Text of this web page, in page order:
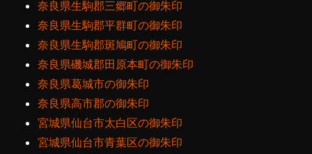
奈良県生駒郡三郷町の御朱印
奈良県生駒郡平群町の御朱印
奈良県生駒郡斑鳩町の御朱印
奈良県磯城郡田原本町の御朱印
奈良県葛城市の御朱印
奈良県高市郡の御朱印
宮城県仙台市太白区の御朱印
宮城県仙台市青葉区の御朱印